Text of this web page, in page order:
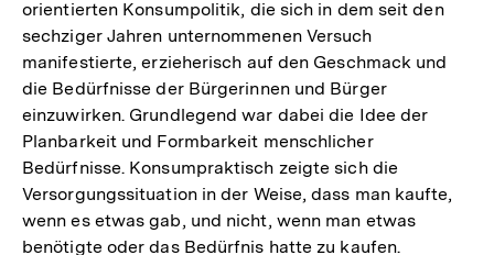
orientierten Konsumpolitik, die sich in dem seit den
sechziger Jahren unternommenen Versuch
manifestierte, erzieherisch auf den Geschmack und
die Bedürfnisse der Bürgerinnen und Bürger
einzuwirken. Grundlegend war dabei die Idee der
Planbarkeit und Formbarkeit menschlicher
Bedürfnisse. Konsumpraktisch zeigte sich die
Versorgungssituation in der Weise, dass man kaufte,
wenn es etwas gab, und nicht, wenn man etwas
benötigte oder das Bedürfnis hatte zu kaufen.